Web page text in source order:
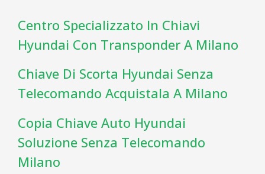
Centro Specializzato In Chiavi
Hyundai Con Transponder A Milano
Chiave Di Scorta Hyundai Senza
Telecomando Acquistala A Milano
Copia Chiave Auto Hyundai
Soluzione Senza Telecomando
Milano